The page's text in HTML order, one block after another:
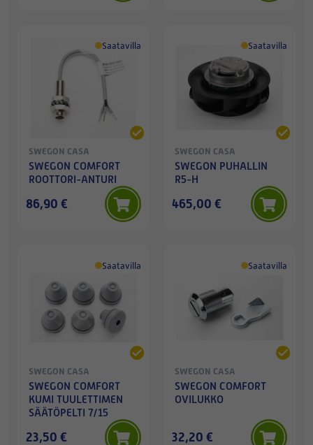
Saatavilla
SWEGON CASA
SWEGON COMFORT
ROOTTORI-ANTURI
86,90 €
Saatavilla
SWEGON CASA
SWEGON PUHALLIN
R5-H
465,00 €
Saatavilla
SWEGON CASA
SWEGON COMFORT
KUMI TUULETTIMEN
SÄÄTÖPELTI 7/15
23,50 €
Saatavilla
SWEGON CASA
SWEGON COMFORT
OVILUKKO
32,20 €